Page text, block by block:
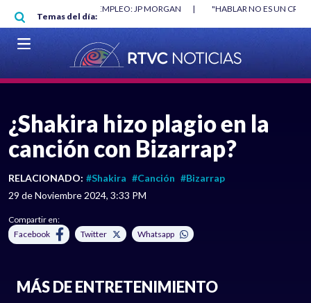
Pasar al contenido principal
Temas del día:
MÍNIMO NO DESTRUYÓ EMPLEO: JP MORGAN |
"HABLAR NO ES UN
MUNDIAL 2026
|
¿Shakira hizo plagio en la
canción con Bizarrap?
RELACIONADO: #Shakira #Canción #Bizarrap
29 de Noviembre 2024, 3:33 PM
Compartir en:
Facebook
Twitter Whatsapp
MÁS DE ENTRETENIMIENTO